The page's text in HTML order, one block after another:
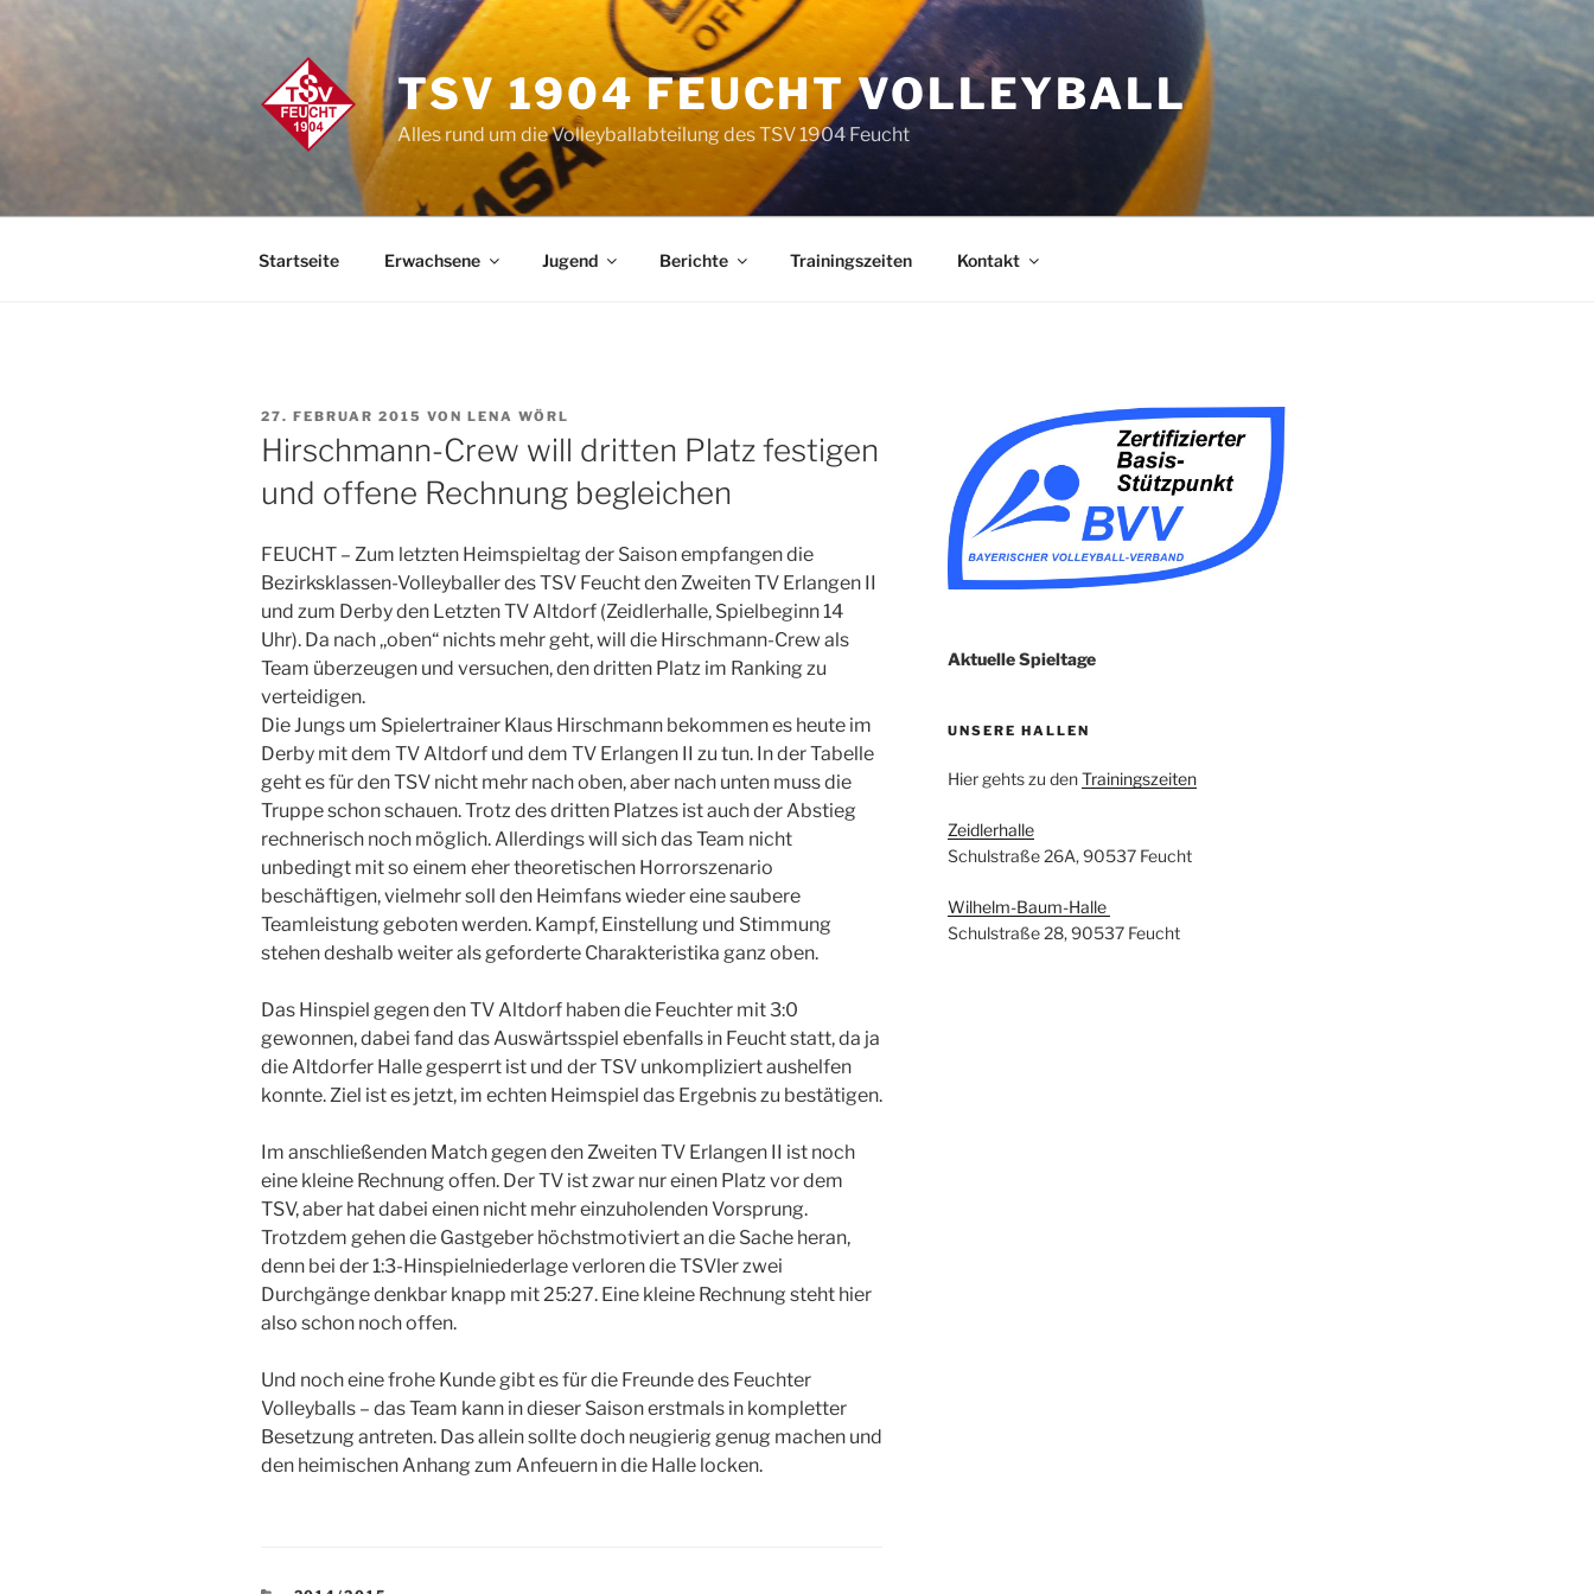
TSV 1904 FEUCHT VOLLEYBALL
Alles rund um die Volleyballabteilung des TSV 1904 Feucht
Startseite Erwachsene Jugend Berichte Trainingszeiten Kontakt
VERÖFFENTLICHT
AM
27. FEBRUAR 2015 VON LENA WÖRL
Hirschmann-Crew will dritten Platz festigen
und offene Rechnung begleichen
FEUCHT – Zum letzten Heimspieltag der Saison empfangen die
Bezirksklassen-Volleyballer des TSV Feucht den Zweiten TV Erlangen II
und zum Derby den Letzten TV Altdorf (Zeidlerhalle, Spielbeginn 14
Uhr). Da nach ,,oben“ nichts mehr geht, will die Hirschmann-Crew als
Team überzeugen und versuchen, den dritten Platz im Ranking zu
verteidigen.
Die Jungs um Spielertrainer Klaus Hirschmann bekommen es heute im
Derby mit dem TV Altdorf und dem TV Erlangen II zu tun. In der Tabelle
geht es für den TSV nicht mehr nach oben, aber nach unten muss die
Truppe schon schauen. Trotz des dritten Platzes ist auch der Abstieg
rechnerisch noch möglich. Allerdings will sich das Team nicht
unbedingt mit so einem eher theoretischen Horrorszenario
beschäftigen, vielmehr soll den Heimfans wieder eine saubere
Teamleistung geboten werden. Kampf, Einstellung und Stimmung
stehen deshalb weiter als geforderte Charakteristika ganz oben.
Das Hinspiel gegen den TV Altdorf haben die Feuchter mit 3:0
gewonnen, dabei fand das Auswärtsspiel ebenfalls in Feucht statt, da ja
die Altdorfer Halle gesperrt ist und der TSV unkompliziert aushelfen
konnte. Ziel ist es jetzt, im echten Heimspiel das Ergebnis zu bestätigen.
Im anschließenden Match gegen den Zweiten TV Erlangen II ist noch
eine kleine Rechnung offen. Der TV ist zwar nur einen Platz vor dem
TSV, aber hat dabei einen nicht mehr einzuholenden Vorsprung.
Trotzdem gehen die Gastgeber höchstmotiviert an die Sache heran,
denn bei der 1:3-Hinspielniederlage verloren die TSVler zwei
Durchgänge denkbar knapp mit 25:27. Eine kleine Rechnung steht hier
also schon noch offen.
Und noch eine frohe Kunde gibt es für die Freunde des Feuchter
Volleyballs – das Team kann in dieser Saison erstmals in kompletter
Besetzung antreten. Das allein sollte doch neugierig genug machen und
den heimischen Anhang zum Anfeuern in die Halle locken.
Aktuelle Spieltage
UNSERE HALLEN
Hier gehts zu denTrainingszeiten
Zeidlerhalle
Schulstraße 26A, 90537 Feucht
Wilhelm-Baum-Halle
Schulstraße 28, 90537 Feucht